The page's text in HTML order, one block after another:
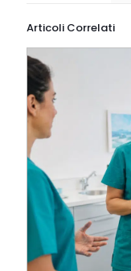
Articoli Correlati